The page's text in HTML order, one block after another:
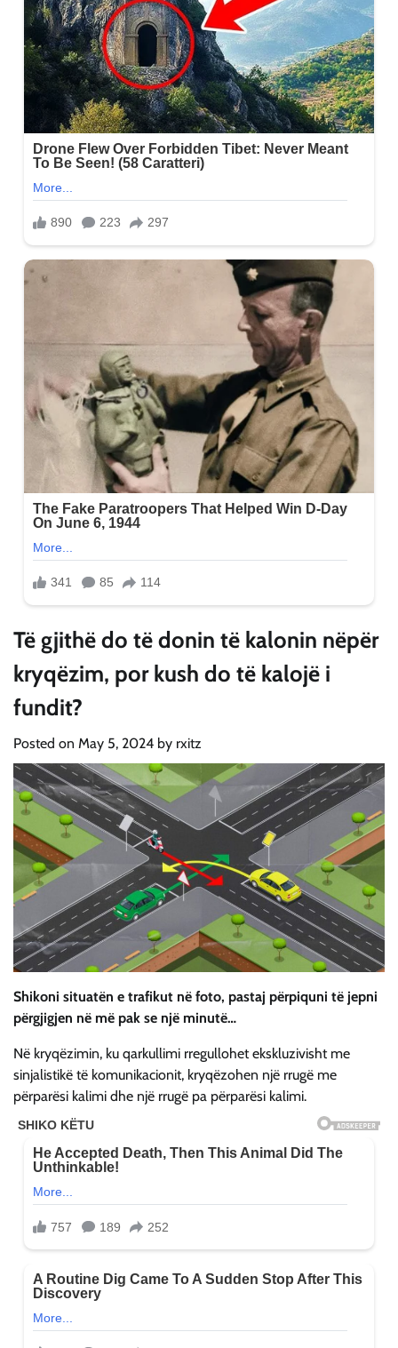
Të gjithë do të donin të kalonin nëpër
kryqëzim, por kush do të kalojë i
fundit?
Posted on May 5, 2024 by rxitz
Shikoni situatën e trafikut në foto, pastaj përpiquni të jepni
përgjigjen në më pak se një minutë…
Në kryqëzimin, ku qarkullimi rregullohet ekskluzivisht me
sinjalistikë të komunikacionit, kryqëzohen një rrugë me
përparësi kalimi dhe një rrugë pa përparësi kalimi.